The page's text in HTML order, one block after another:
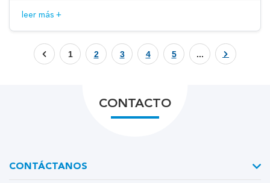
leer más +
1 2 3 4 5 ...
CONTACTO
CONTÁCTANOS